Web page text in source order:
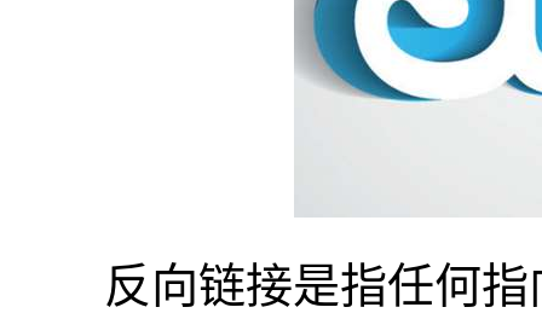
反向链接是指任何指